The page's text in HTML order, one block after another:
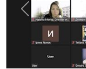
Попередня